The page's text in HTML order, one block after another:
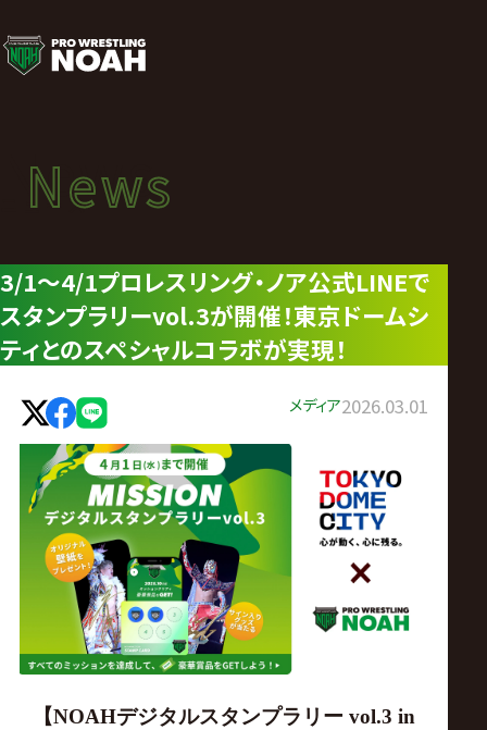
ニ
ュ
ー
ス
|
プ
ロ
レ
ス
リ
ン
グ・
News
ニュース
News
3/1～4/1プロレスリング・ノア公式LINEで
スタンプラリーvol.3が開催！東京ドームシ
ティとのスペシャルコラボが実現！
メディア2026.03.01
【NOAHデジタルスタンプラリー vol.3 in